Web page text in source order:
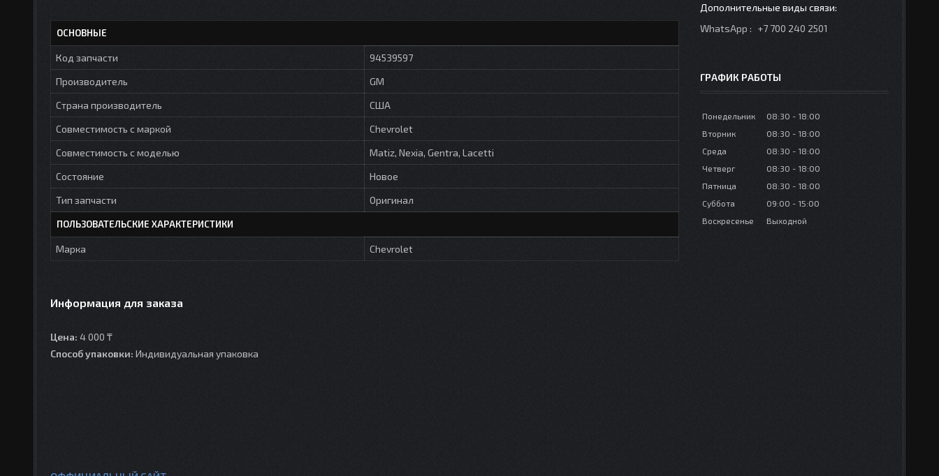
ОСНОВНЫЕ
Код запчасти
94539597
Производитель
GM
Страна производитель
США
Совместимость с маркой
Chevrolet
Совместимость с моделью
Matiz, Nexia, Gentra, Lacetti
Состояние
Новое
Тип запчасти
Оригинал
ПОЛЬЗОВАТЕЛЬСКИЕ ХАРАКТЕРИСТИКИ
Марка Chevrolet
Информация для заказа
Цена: 4 000 ₸
Способ упаковки: Индивидуальная упаковка
WhatsApp +7 700 240 2501
ГРАФИК РАБОТЫ
Понедельник 08:30
18:00
Вторник
08:30
18:00
Среда
08:30
18:00
Четверг
08:30
18:00
Пятница
08:30
18:00
Суббота
09:00
15:00
Воскресенье
Выходной